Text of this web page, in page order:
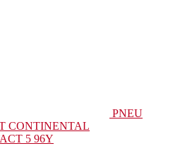
PNEU
CONTINENTAL
5 96Y